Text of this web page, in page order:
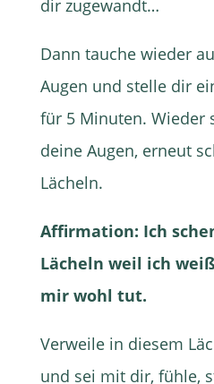
dir zugewandt…
Dann tauche wieder
Augen und stelle dir
für 5 Minuten. Wieder
deine Augen, erneut
Lächeln.
Affirmation: Ich
Lächeln weil ich
mir wohl tut.
Verweile in diesem
und sei mit dir, fühle,